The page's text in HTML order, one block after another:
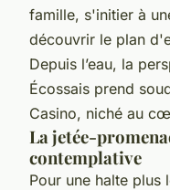
famille, s'initier à
découvrir le plan
Depuis l’eau, la
Écossais prend
Casino, niché au
La jetée-
contemplative
Pour une halte plus